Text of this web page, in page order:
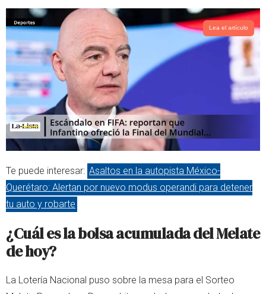
Lea el artículo
Te puede interesar: Asaltos en la autopista México-
Querétaro: Alertan por nuevo modus operandi para detener
tu auto y robarte
¿Cuál es la bolsa acumulada del Melate
de hoy?
La Lotería Nacional puso sobre la mesa para el Sorteo